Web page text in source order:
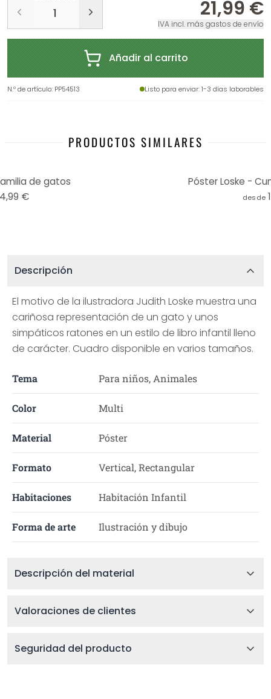
21,99 €
IVA incl. más gastos de envío
Añadir al carrito
N.º de artículo: PP54513 Listo para enviar: 1-3 días laborables
PRODUCTOS SIMILARES
de gatos
€
Póster Loske -
desde
Descripción
El motivo de la ilustradora Judith Loske muestra una
cariñosa representación de un gato y unos
simpáticos ratones en un estilo de libro infantil lleno
de carácter. Cuadro disponible en varios tamaños.
Tema Para niños, Animales
Color Multi
Material Póster
Formato Vertical, Rectangular
Habitaciones Habitación Infantil
Forma de arte Ilustración y dibujo
Descripción del material
Valoraciones de clientes
Seguridad del producto